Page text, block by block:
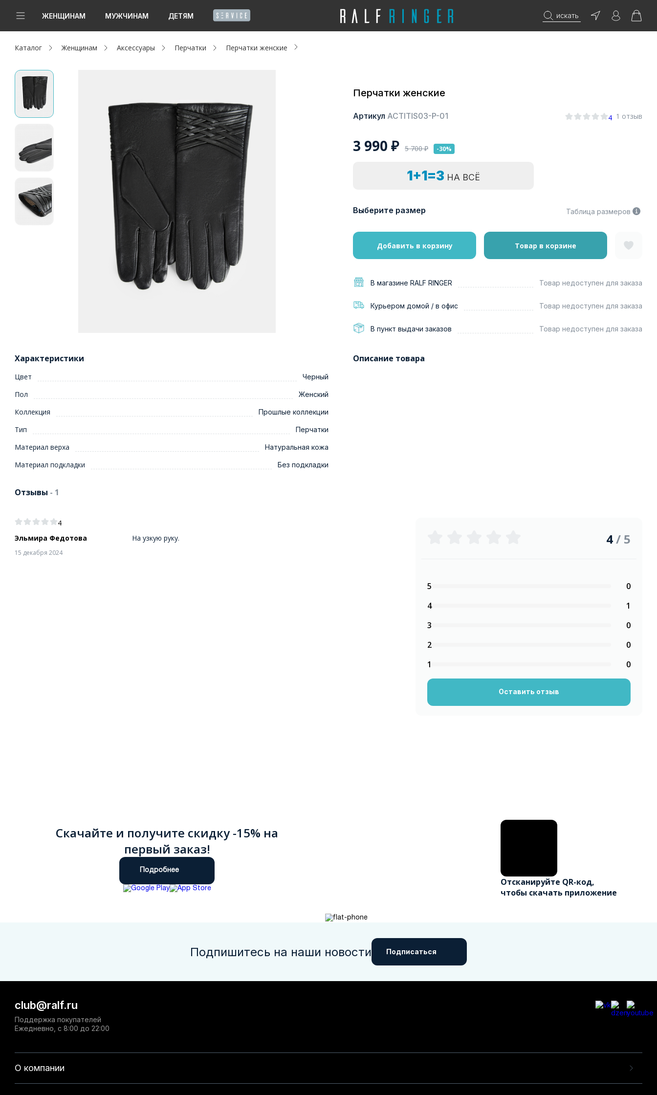
ЖЕНЩИНАМ МУЖЧИНАМ ДЕТЯМ искать
Новинки
Женщинам
Мужчинам
Капсула
Акции / Новости
Адреса магазинов
Каталог Женщинам Аксессуары Перчатки Перчатки женские
Перчатки женские
Артикул ACTITIS03-P-01 4 1 отзыв
3 990 ₽ 5 700₽ -30%
1+1=3 НА ВСЁ
Выберите размер Таблица размеров
Добавить в корзину Товар в корзине
В магазине RALF RINGER Товар недоступен для заказа
Курьером домой / в офис Товар недоступен для заказа
В пункт выдачи заказов Товар недоступен для заказа
Характеристики
Цвет Черный
Пол Женский
Коллекция Прошлые коллекции
Тип Перчатки
Материал верха Натуральная кожа
Материал подкладки Без подкладки
Описание товара
Отзывы - 1
4
Эльмира Федотова
15 декабря 2024
На узкую руку. 4/ 5
5
0
4
1
3
0
2
0
1
0
Оставить отзыв
Скачайте и получите скидку -15% на
первый заказ!
Подробнее
Отсканируйте QR-код,
чтобы скачать приложение
Подпишитесь на наши новости Подписаться
О компании
club@ralf.ru
Поддержка покупателей
Ежедневно, с 8:00 до 22:00